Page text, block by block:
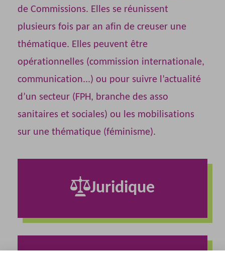
de Commissions. Elles se réunissent
plusieurs fois par an afin de creuser une
thématique. Elles peuvent être
opérationnelles (commission internationale,
communication...) ou pour suivre l’actualité
d’un secteur (FPH, branche des asso
sanitaires et sociales) ou les mobilisations
sur une thématique (féminisme).
Juridique